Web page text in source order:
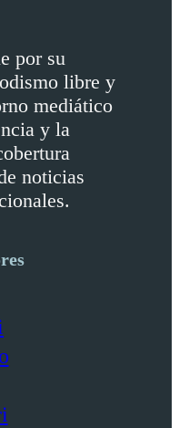
por su
libre y
mediático
y la
noticias